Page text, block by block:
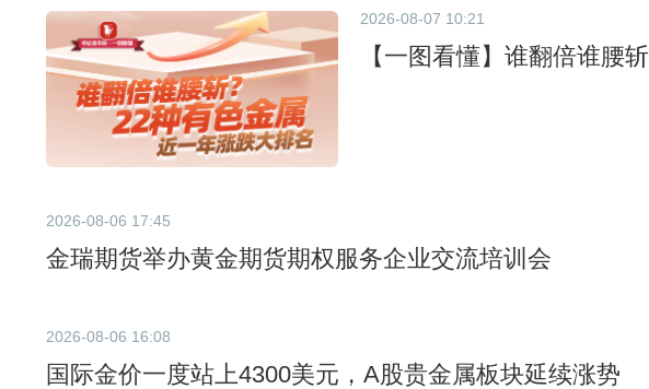
2026-08-07 10:21
【一图看懂】谁翻倍谁腰
2026-08-06 17:45
金瑞期货举办黄金期货期权服务企业交流培训会
2026-08-06 16:08
国际金价一度站上4300美元，A股贵金属板块延续涨势